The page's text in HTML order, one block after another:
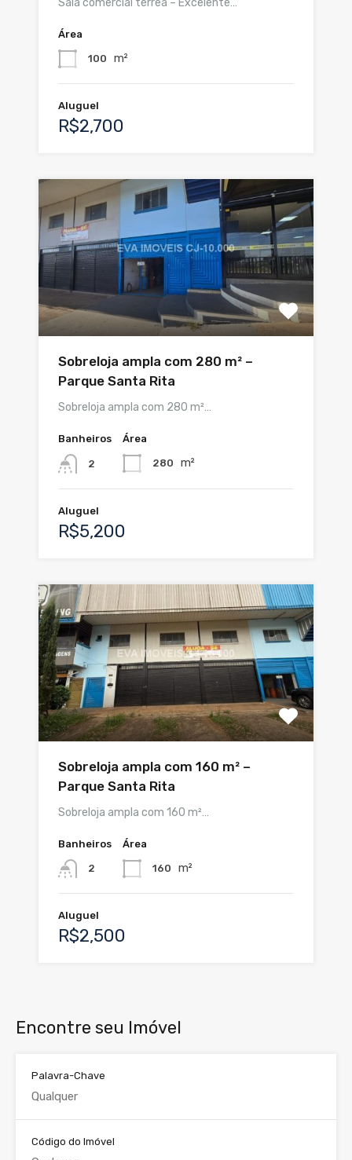
Sala comercial térrea – Excelente…
Área
100 m²
Aluguel
R$2,700
Sobreloja ampla com 280 m² –
Parque Santa Rita
Sobreloja ampla com 280 m²…
Banheiros
2
Área
280 m²
Aluguel
R$5,200
Sobreloja ampla com 160 m² –
Parque Santa Rita
Sobreloja ampla com 160 m²…
Banheiros
2
Área
160 m²
Aluguel
R$2,500
Encontre seu Imóvel
Palavra-Chave
Código do Imóvel